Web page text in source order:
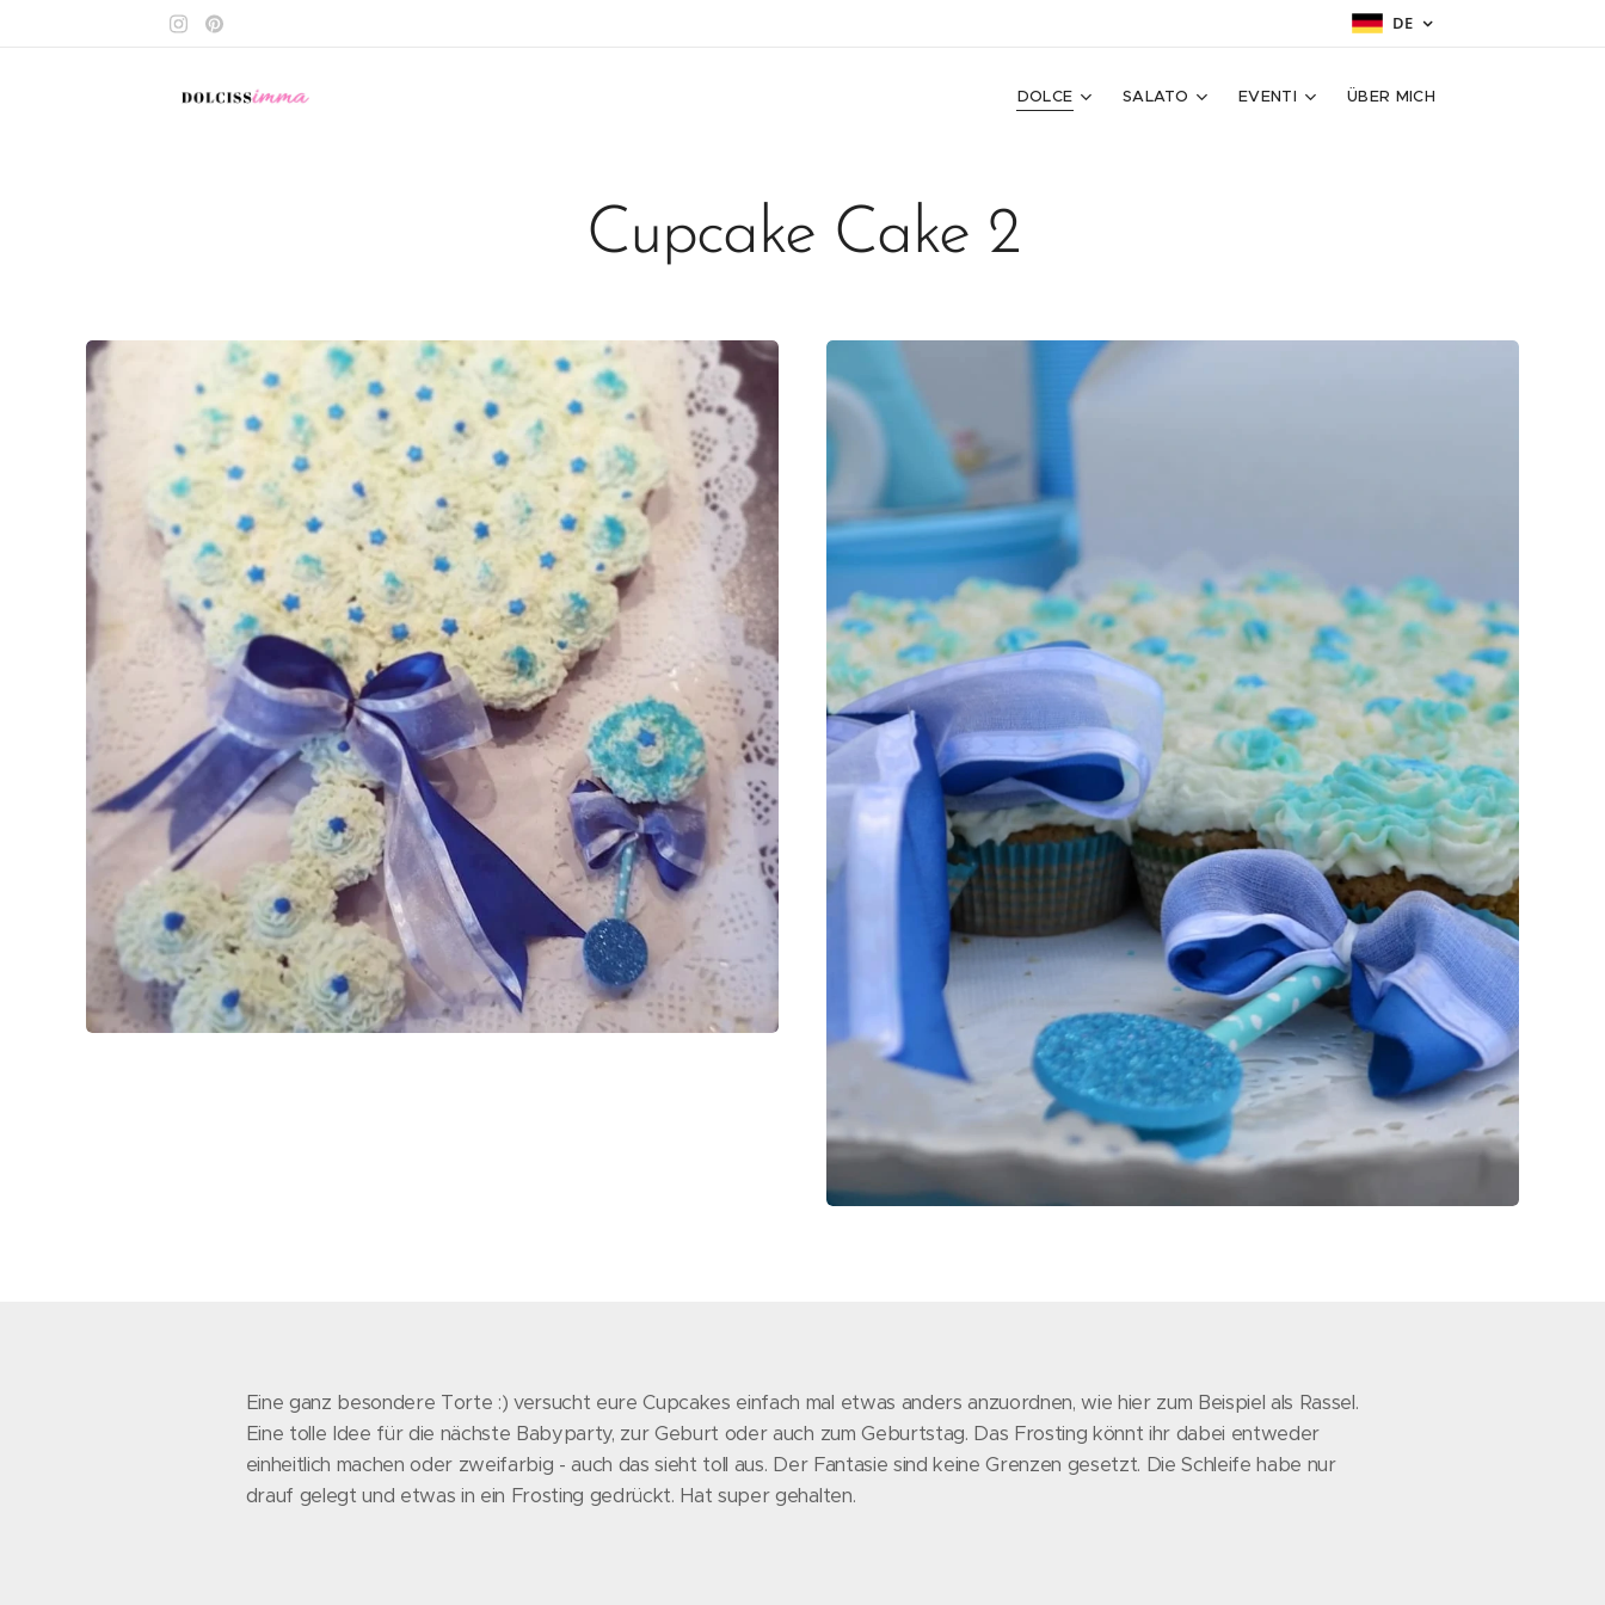
DE
DOLCE SALATO EVENTI ÜBER MICH
Cupcake Cake 2
Eine ganz besondere Torte :) versucht eure Cupcakes einfach mal etwas anders anzuordnen, wie hier zum Beispiel als Rassel.
Eine tolle Idee für die nächste Babyparty, zur Geburt oder auch zum Geburtstag. Das Frosting könnt ihr dabei entweder
einheitlich machen oder zweifarbig - auch das sieht toll aus. Der Fantasie sind keine Grenzen gesetzt. Die Schleife habe nur
drauf gelegt und etwas in ein Frosting gedrückt. Hat super gehalten.